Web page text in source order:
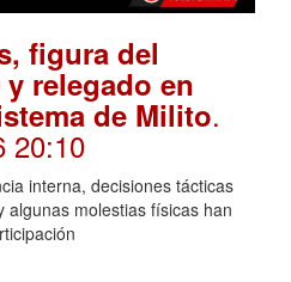
figura del
relegado en
de Milito.
20:10
interna, decisiones tácticas
molestias físicas han